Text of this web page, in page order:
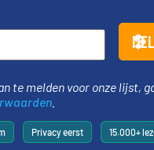
opererend specialist in
en
Meer info ➜
te melden voor onze lijst,
Privacy eerst 15.000+